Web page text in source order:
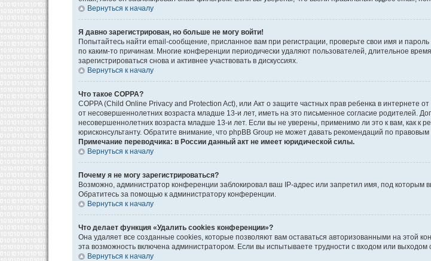
Вернуться к началу
Я давно зарегистрирован, но больше не могу войти!
Попытайтесь найти email-сообщение, присланное вам при регистрации, проверьте свои имя и
по каким-то причинам. Многие конференции периодически удаляют пользователей, длительное
зарегистрироваться снова и активнее участвовать в дискуссиях.
Вернуться к началу
Что такое COPPA?
COPPA (Child Online Privacy and Protection Act), или Акт о защите частных прав ребенка в
от несовершеннолетних возраста младше 13-и лет, иметь на это письменное согласие родителей.
несовершеннолетних возраста младше 13-и лет. Если вы не уверены, применимо ли это к вам, как
юрисконсультанту. Обратите внимание, что phpBB Group не может давать рекомендаций по
Примечание переводчика: в России данный акт не имеет юридической силы.
Вернуться к началу
Почему я не могу зарегистрироваться?
Возможно, администратор конференции заблокировал ваш IP-адрес или запретил имя, под которым
Обратитесь за помощью к администратору конференции.
Вернуться к началу
Что делает функция «Удалить cookies конференции»?
Она удаляет все созданные cookies, которые позволяют вам оставаться авторизованными на этой
эта возможность включена администратором. Если вы испытываете трудности с входом или
Вернуться к началу